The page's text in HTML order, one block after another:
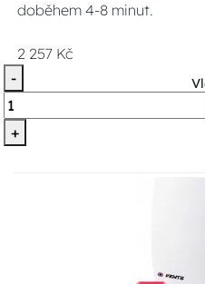
doběhem 4-8 minut.
2 257 Kč
-
+